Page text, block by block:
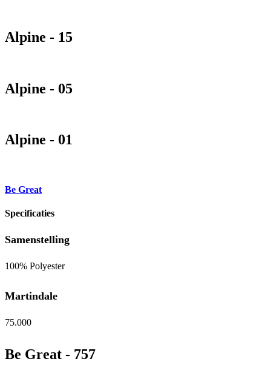
Alpine - 15
Alpine - 05
Alpine - 01
Be Great
Specificaties
Samenstelling
100% Polyester
Martindale
75.000
Be Great - 757